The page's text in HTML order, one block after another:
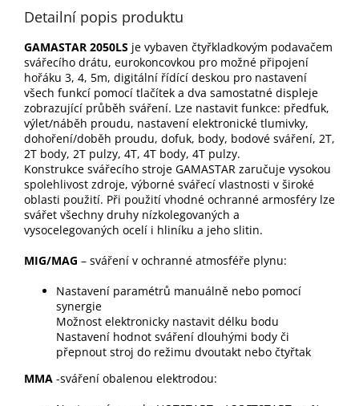
Detailní popis produktu
GAMASTAR 2050LS je vybaven čtyřkladkovým podavačem
svářecího drátu, eurokoncovkou pro možné připojení
hořáku 3, 4, 5m, digitální řídící deskou pro nastavení
všech funkcí pomocí tlačítek a dva samostatné displeje
zobrazující průběh sváření. Lze nastavit funkce: předfuk,
výlet/náběh proudu, nastavení elektronické tlumivky,
dohoření/doběh proudu, dofuk, body, bodové sváření, 2T,
2T body, 2T pulzy, 4T, 4T body, 4T pulzy.
Konstrukce svářecího stroje GAMASTAR zaručuje vysokou
spolehlivost zdroje, výborné svářecí vlastnosti v široké
oblasti použití. Při použití vhodné ochranné armosféry lze
svářet všechny druhy nízkolegovaných a
vysocelegovaných ocelí i hliníku a jeho slitin.
MIG/MAG – sváření v ochranné atmosféře plynu:
Nastavení paramétrů manuálně nebo pomocí
synergie
Možnost elektronicky nastavit délku bodu
Nastavení hodnot sváření dlouhými body či
přepnout stroj do režimu dvoutakt nebo čtyřtak
MMA -sváření obalenou elektrodou: